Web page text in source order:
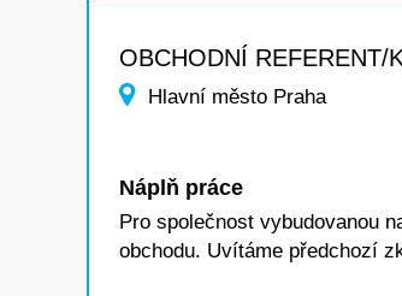
OBCHODNÍ REFERENT/
Hlavní město Praha
Náplň práce
Pro společnost vybudovanou
obchodu. Uvítáme předchozí